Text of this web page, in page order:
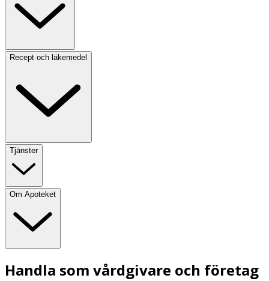
Recept och läkemedel
Tjänster
Om Apoteket
Handla som vårdgivare och företag